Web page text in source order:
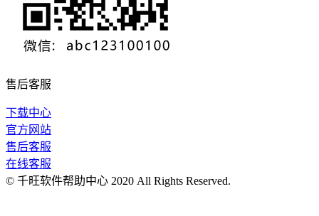
售后客服
下载中心
官方网站
售后客服
在线客服
© 千旺软件帮助中心 2020 All Rights Reserved.